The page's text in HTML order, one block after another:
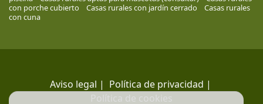
con porche cubierto
Casas rurales con jardín cerrado
Casas rurales
con cuna
Aviso legal | Política de privacidad |
Política de cookies